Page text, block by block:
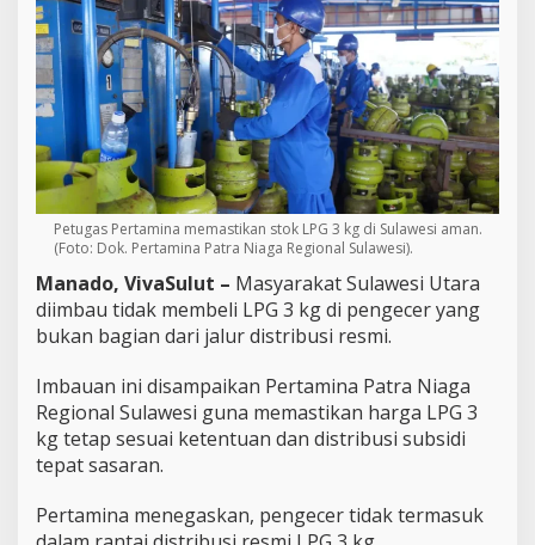
d
i
P
e
n
g
e
c
e
r
,
e
r
a
i
n
a
t
Petugas Pertamina memastikan stok LPG 3 kg di Sulawesi aman.
(Foto: Dok. Pertamina Patra Niaga Regional Sulawesi).
Manado, VivaSulut – Masyarakat Sulawesi Utara
diimbau tidak membeli LPG 3 kg di pengecer yang
bukan bagian dari jalur distribusi resmi.
Imbauan ini disampaikan Pertamina Patra Niaga
Regional Sulawesi guna memastikan harga LPG 3
kg tetap sesuai ketentuan dan distribusi subsidi
tepat sasaran.
Pertamina menegaskan, pengecer tidak termasuk